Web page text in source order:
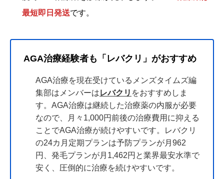
最短即日発送です。
AGA治療経験者も「レバクリ」がおすすめ
AGA治療を現在受けているメンズタイムズ編
集部はメンバーはレバクリ をおすすめしま
す。AGA治療は継続した治療薬の内服が必要
なので、月々1,000円前後の治療費用に抑える
ことでAGA治療が続けやすいです。レバクリ
の24カ月定期プランは予防プランが月962
円、発毛プランが月1,462円と業界最安水準で
安く、圧倒的に治療を続けやすいです。